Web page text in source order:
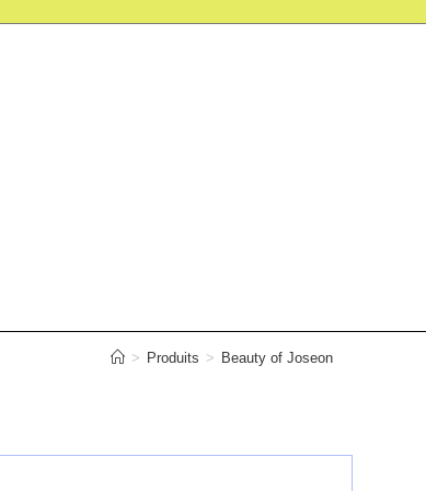
> Produits > Beauty of Joseon